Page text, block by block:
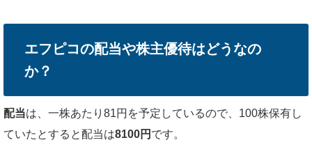
エフピコの配当や株主優待はどうなの
か？
配当は、一株あたり81円を予定しているので、100株保有し
ていたとすると配当は8100円 です。